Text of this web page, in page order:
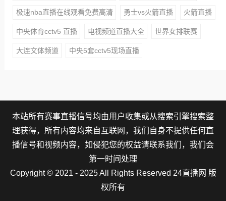
极速nba直播在线观看免费高清 勇士vs火箭直播 火箭直播
中央体育cctv5 直播 电视频道直播大全 世界女排联赛
大连文体频道 中央5套cctv5现场直播
本站所有赛事直播信号均由用户收集或从搜索引擎搜索整
理获得，所有内容均来自互联网，我们自身不提供任何直
播信号和视频内容，如侵犯您的权益请联系我们，我们会
第一时间处理
Copyright © 2021 - 2025 All Rights Reserved 24直播网 版
权所有